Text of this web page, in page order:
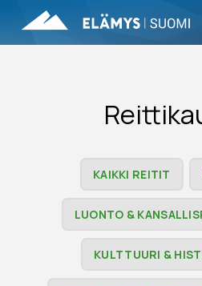
KAIKKI REITIT
LUONTO &
KULTTUURI &